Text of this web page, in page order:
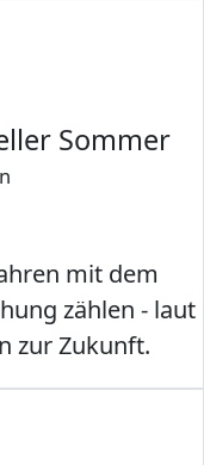
Sommer
mit dem
zählen - laut
zur Zukunft.